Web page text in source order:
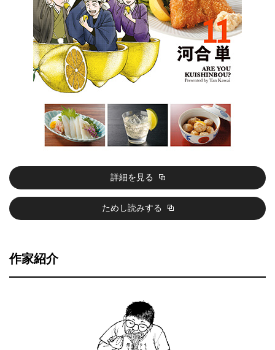
詳細を見る
ためし読みする
作家紹介